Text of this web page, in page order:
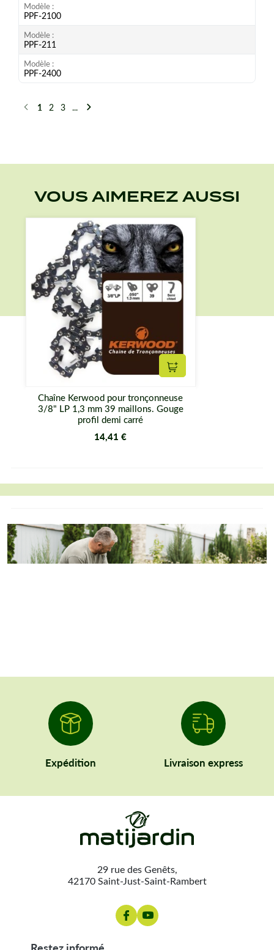
Modèle
PPF-2100
Modèle
PPF-211
Modèle
PPF-2400
Précédent
1 2 3 ... Suivant
VOUS AIMEREZ AUSSI
Ajouter au panier
Chaîne Kerwood pour tronçonneuse
3/8" LP 1,3 mm 39 maillons. Gouge
profil demi carré
14,41 €
Expédition Livraison express
29 rue des Genêts,
42170 Saint-Just-Saint-Rambert